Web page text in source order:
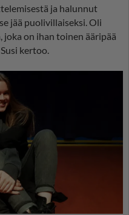
ja halunnut
jää puolivillaiseksi. Oli
joka on ihan toinen ääripää
kertoo.